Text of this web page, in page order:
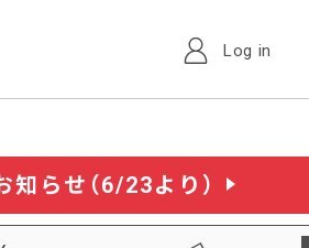
Log in
知らせ（6/23より）